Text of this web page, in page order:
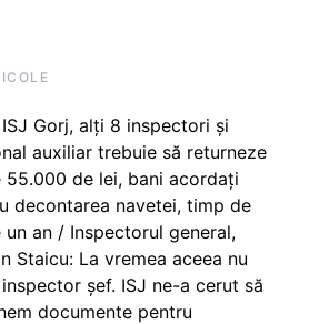
Gorj, alți 8 inspectori și
auxiliar trebuie să returneze
55.000 de lei, bani acordați
decontarea navetei, timp de
un an / Inspectorul general,
Staicu: La vremea aceea nu
șef. ISJ ne-a cerut să
documente pentru